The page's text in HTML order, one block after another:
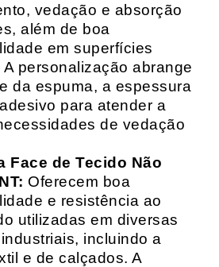
vedação e absorção
além de boa
em superfícies
personalização abrange
da espuma, a espessura
para atender a
de vedação
Face de Tecido Não
Oferecem boa
e resistência ao
utilizadas em diversas
incluindo a
e de calçados. A